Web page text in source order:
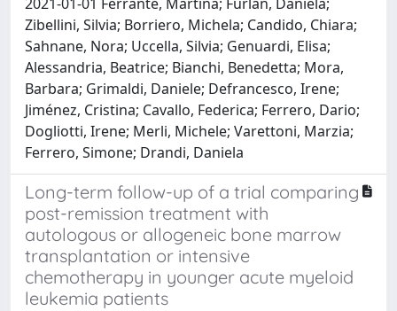
Zibellini, Silvia; Borriero, Michela; Candido, Chiara;
Sahnane, Nora; Uccella, Silvia; Genuardi, Elisa;
Alessandria, Beatrice; Bianchi, Benedetta; Mora,
Barbara; Grimaldi, Daniele; Defrancesco, Irene;
Jiménez, Cristina; Cavallo, Federica; Ferrero, Dario;
Dogliotti, Irene; Merli, Michele; Varettoni, Marzia;
Ferrero, Simone; Drandi, Daniela
Long-term follow-up of a trial comparing
post-remission treatment with
autologous or allogeneic bone marrow
transplantation or intensive
chemotherapy in younger acute myeloid
leukemia patients